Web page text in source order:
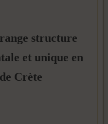
structure
et unique en
Crète